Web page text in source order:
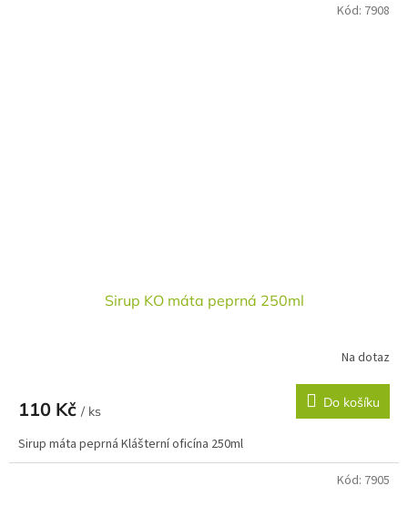
Sirup KO máta peprná 250ml
Na dotaz
110 Kč / ks
Do košíku
Sirup máta peprná Klášterní oficína 250ml
Kód: 7908
Kód: 7905